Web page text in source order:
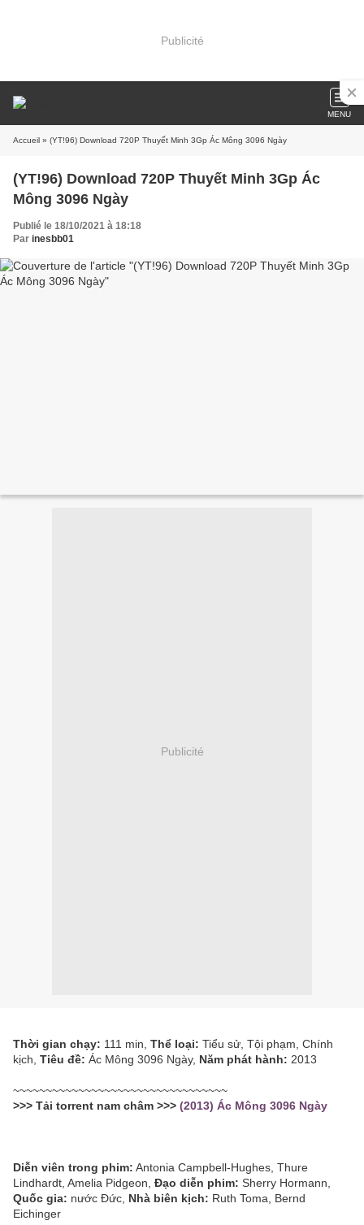
Publicité
MENU
Accueil » (YT!96) Download 720P Thuyết Minh 3Gp Ác Mông 3096 Ngày
(YT!96) Download 720P Thuyết Minh 3Gp Ác
Mông 3096 Ngày
Publié le 18/10/2021 à 18:18
Par inesbb01
Publicité
Thời gian chạy: 111 min, Thể loại: Tiểu sử, Tội phạm, Chính
kịch, Tiêu đề: Ác Mông 3096 Ngày, Năm phát hành: 2013
~~~~~~~~~~~~~~~~~~~~~~~~~~~~~~~~~
>>> Tải torrent nam châm >>> (2013) Ác Mông 3096 Ngày
Diễn viên trong phim: Antonia Campbell-Hughes, Thure
Lindhardt, Amelia Pidgeon, Đạo diễn phim: Sherry Hormann,
Quốc gia: nước Đức, Nhà biên kịch: Ruth Toma, Bernd
Eichinger